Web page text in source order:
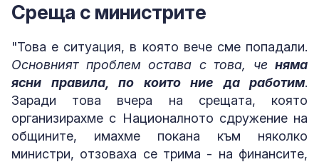
Среща с министрите
"Това е ситуация, в която вече сме попадали.
Основният проблем остава с това, че няма
ясни правила, по които ние да работим.
Заради това вчера на срещата, която
организирахме с Националното сдружение на
общините, имахме покана към няколко
министри, отзоваха се трима - на финансите,